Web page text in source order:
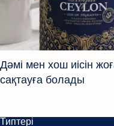
Дәмі мен хош иісін
сақтауға болады
Типтері